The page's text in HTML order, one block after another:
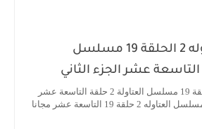
مسلسل العتاوله 2 الحلقة 19 مسلسل
مسلسل العتاوله 2 الحلقة 19 مسلسل العتاولة 2 حلقة التاسعة عشر
الجزء الثاني مشاهدة مسلسل العتاوله 2 حلقة 19 التاسعة عشر مجانا